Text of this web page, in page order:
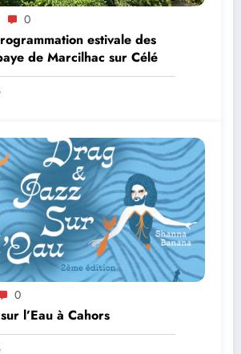
0
estivale des
de Marcilhac sur Célé
0
l’Eau à Cahors